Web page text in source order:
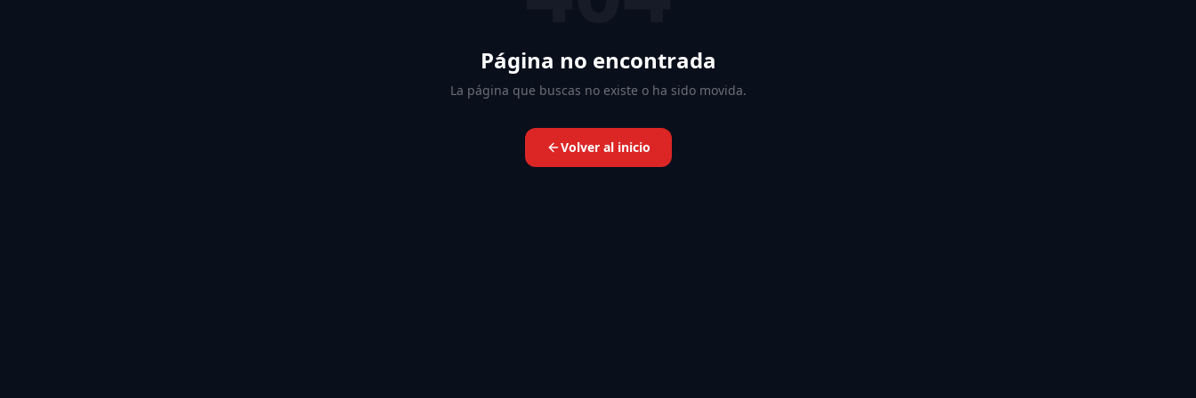
Página no encontrada
La página que buscas no existe o ha sido movida.
Volver al inicio